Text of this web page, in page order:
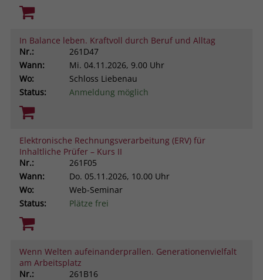
In Balance leben. Kraftvoll durch Beruf und Alltag
Nr.:
261D47
Wann:
Mi. 04.11.2026, 9.00 Uhr
Wo:
Schloss Liebenau
Status:
Anmeldung möglich
Elektronische Rechnungsverarbeitung (ERV) für
Inhaltliche Prüfer – Kurs II
Nr.:
261F05
Wann:
Do. 05.11.2026, 10.00 Uhr
Wo:
Web-Seminar
Status:
Plätze frei
Wenn Welten aufeinanderprallen. Generationenvielfalt
am Arbeitsplatz
Nr.:
261B16